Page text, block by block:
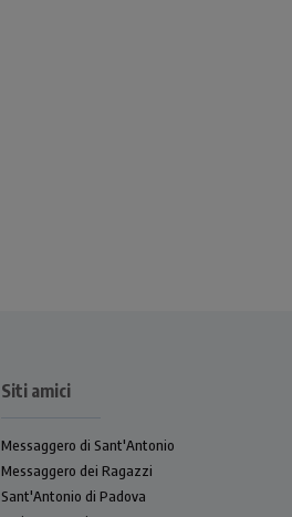
Siti amici
Messaggero di Sant'Antonio
Messaggero dei Ragazzi
Sant'Antonio di Padova